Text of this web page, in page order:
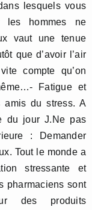
lesquels vous
les hommes ne
vaut une tenue
que d’avoir l’air
compte qu’on
Fatigue et
amis du stress. A
du jour J.Ne pas
: Demander
Tout le monde a
stressante et
pharmaciens sont
des produits